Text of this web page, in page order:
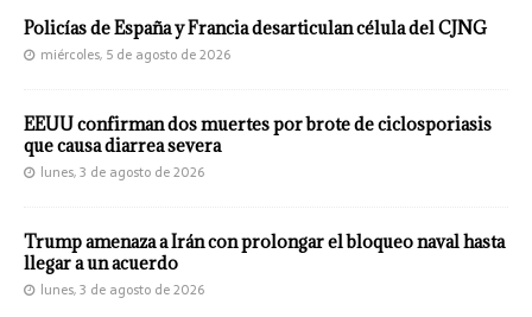
Policías de España y Francia desarticulan célula del CJNG
miércoles, 5 de agosto de 2026
EEUU confirman dos muertes por brote de ciclosporiasis
que causa diarrea severa
lunes, 3 de agosto de 2026
Trump amenaza a Irán con prolongar el bloqueo naval hasta
llegar a un acuerdo
lunes, 3 de agosto de 2026